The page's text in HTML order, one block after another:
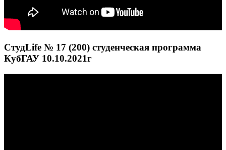
СтудLife № 17 (200) студенческая программа
КубГАУ 10.10.2021г